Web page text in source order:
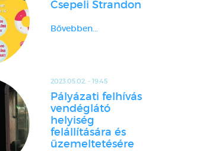
Csepeli Strandon
Bővebben...
2023.05.02. - 19:45
Pályázati felhívás
vendéglátó
helyiség
felállítására és
üzemeltetésére